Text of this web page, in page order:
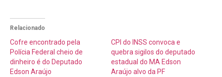
Relacionado
Cofre encontrado pela
Polícia Federal cheio de
dinheiro é do Deputado
Edson Araújo
CPI do INSS convoca e
quebra sigilos do deputado
estadual do MA Edson
Araújo alvo da PF